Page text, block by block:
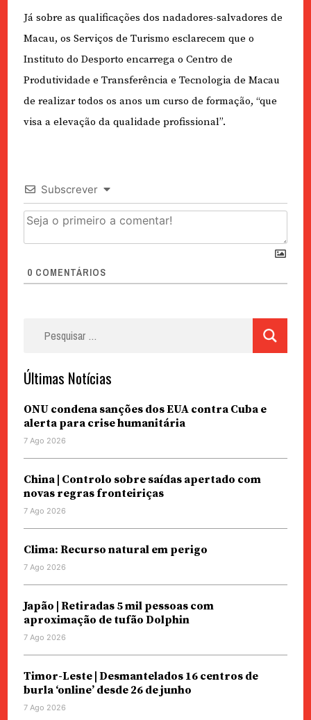
Já sobre as qualificações dos nadadores-salvadores de
Macau, os Serviços de Turismo esclarecem que o
Instituto do Desporto encarrega o Centro de
Produtividade e Transferência e Tecnologia de Macau
de realizar todos os anos um curso de formação, “que
visa a elevação da qualidade profissional”.
Subscrever
0 COMENTÁRIOS
Últimas Notícias
ONU condena sanções dos EUA contra Cuba e
alerta para crise humanitária
7 Ago 2026
China | Controlo sobre saídas apertado com
novas regras fronteiriças
7 Ago 2026
Clima: Recurso natural em perigo
7 Ago 2026
Japão | Retiradas 5 mil pessoas com
aproximação de tufão Dolphin
7 Ago 2026
Timor-Leste | Desmantelados 16 centros de
burla ‘online’ desde 26 de junho
7 Ago 2026